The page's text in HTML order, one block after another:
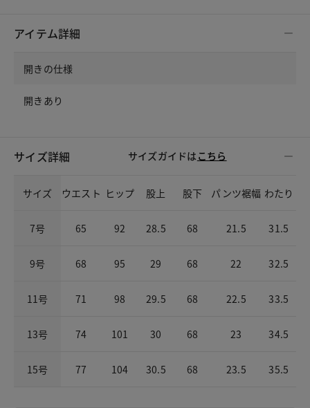
アイテム詳細
開きの仕様
開きあり
サイズ詳細 サイズガイドは こちら
サイズ ウエスト ヒップ 股上 股下 パンツ裾幅 わたり
7号 65 92 28.5 68 21.5 31.5
9号 68 95 29 68 22 32.5
11号 71 98 29.5 68 22.5 33.5
13号 74 101 30 68 23 34.5
15号 77 104 30.5 68 23.5 35.5